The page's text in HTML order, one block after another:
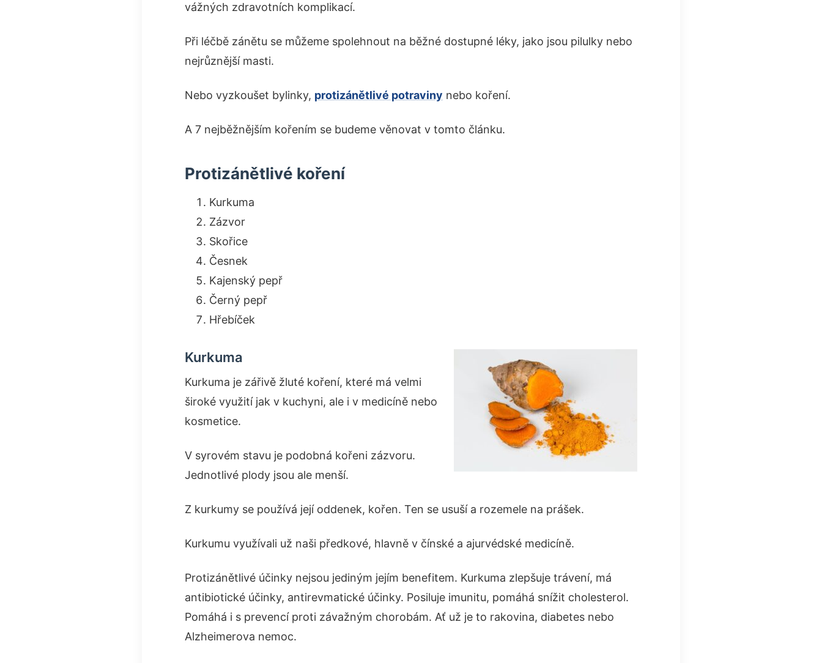
vážných zdravotních komplikací.
Při léčbě zánětu se můžeme spolehnout na běžné dostupné léky, jako jsou pilulky nebo
nejrůznější masti.
Nebo vyzkoušet bylinky, protizánětlivé potraviny nebo koření.
A 7 nejběžnějším kořením se budeme věnovat v tomto článku.
Protizánětlivé koření
Kurkuma
Zázvor
Skořice
Česnek
Kajenský pepř
Černý pepř
Hřebíček
Kurkuma
Kurkuma je zářivě žluté koření, které má velmi
široké využití jak v kuchyni, ale i v medicíně nebo
kosmetice.
V syrovém stavu je podobná kořeni zázvoru.
Jednotlivé plody jsou ale menší.
Z kurkumy se používá její oddenek, kořen. Ten se usuší a rozemele na prášek.
Kurkumu využívali už naši předkové, hlavně v čínské a ajurvédské medicíně.
Protizánětlivé účinky nejsou jediným jejím benefitem. Kurkuma zlepšuje trávení, má
antibiotické účinky, antirevmatické účinky. Posiluje imunitu, pomáhá snížit cholesterol.
Pomáhá i s prevencí proti závažným chorobám. Ať už je to rakovina, diabetes nebo
Alzheimerova nemoc.